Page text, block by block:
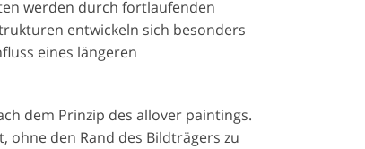
werden durch fortlaufenden
entwickeln sich besonders
eines längeren
dem Prinzip des allover paintings.
ohne den Rand des Bildträgers zu